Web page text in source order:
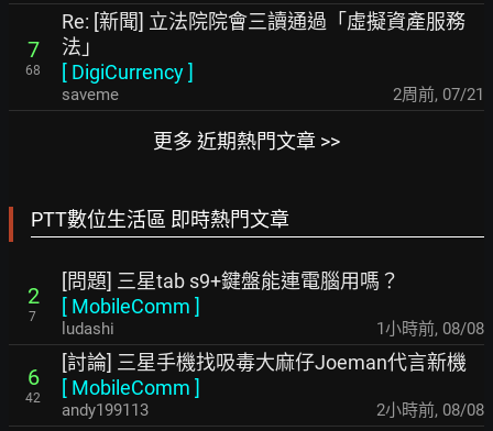
7
68
Re: [新聞] 立法院院會三讀通過「虛擬資產服務
法」
[ DigiCurrency]
saveme 2周前, 07/21
更多 近期熱門文章 >>
PTT數位生活區 即時熱門文章
2
7
[問題] 三星tab s9+鍵盤能連電腦用嗎？
[ MobileComm ]
ludashi 1小時前, 08/08
6
42
[討論] 三星手機找吸毒大麻仔Joeman代言新機
[ MobileComm ]
andy199113 2小時前, 08/08